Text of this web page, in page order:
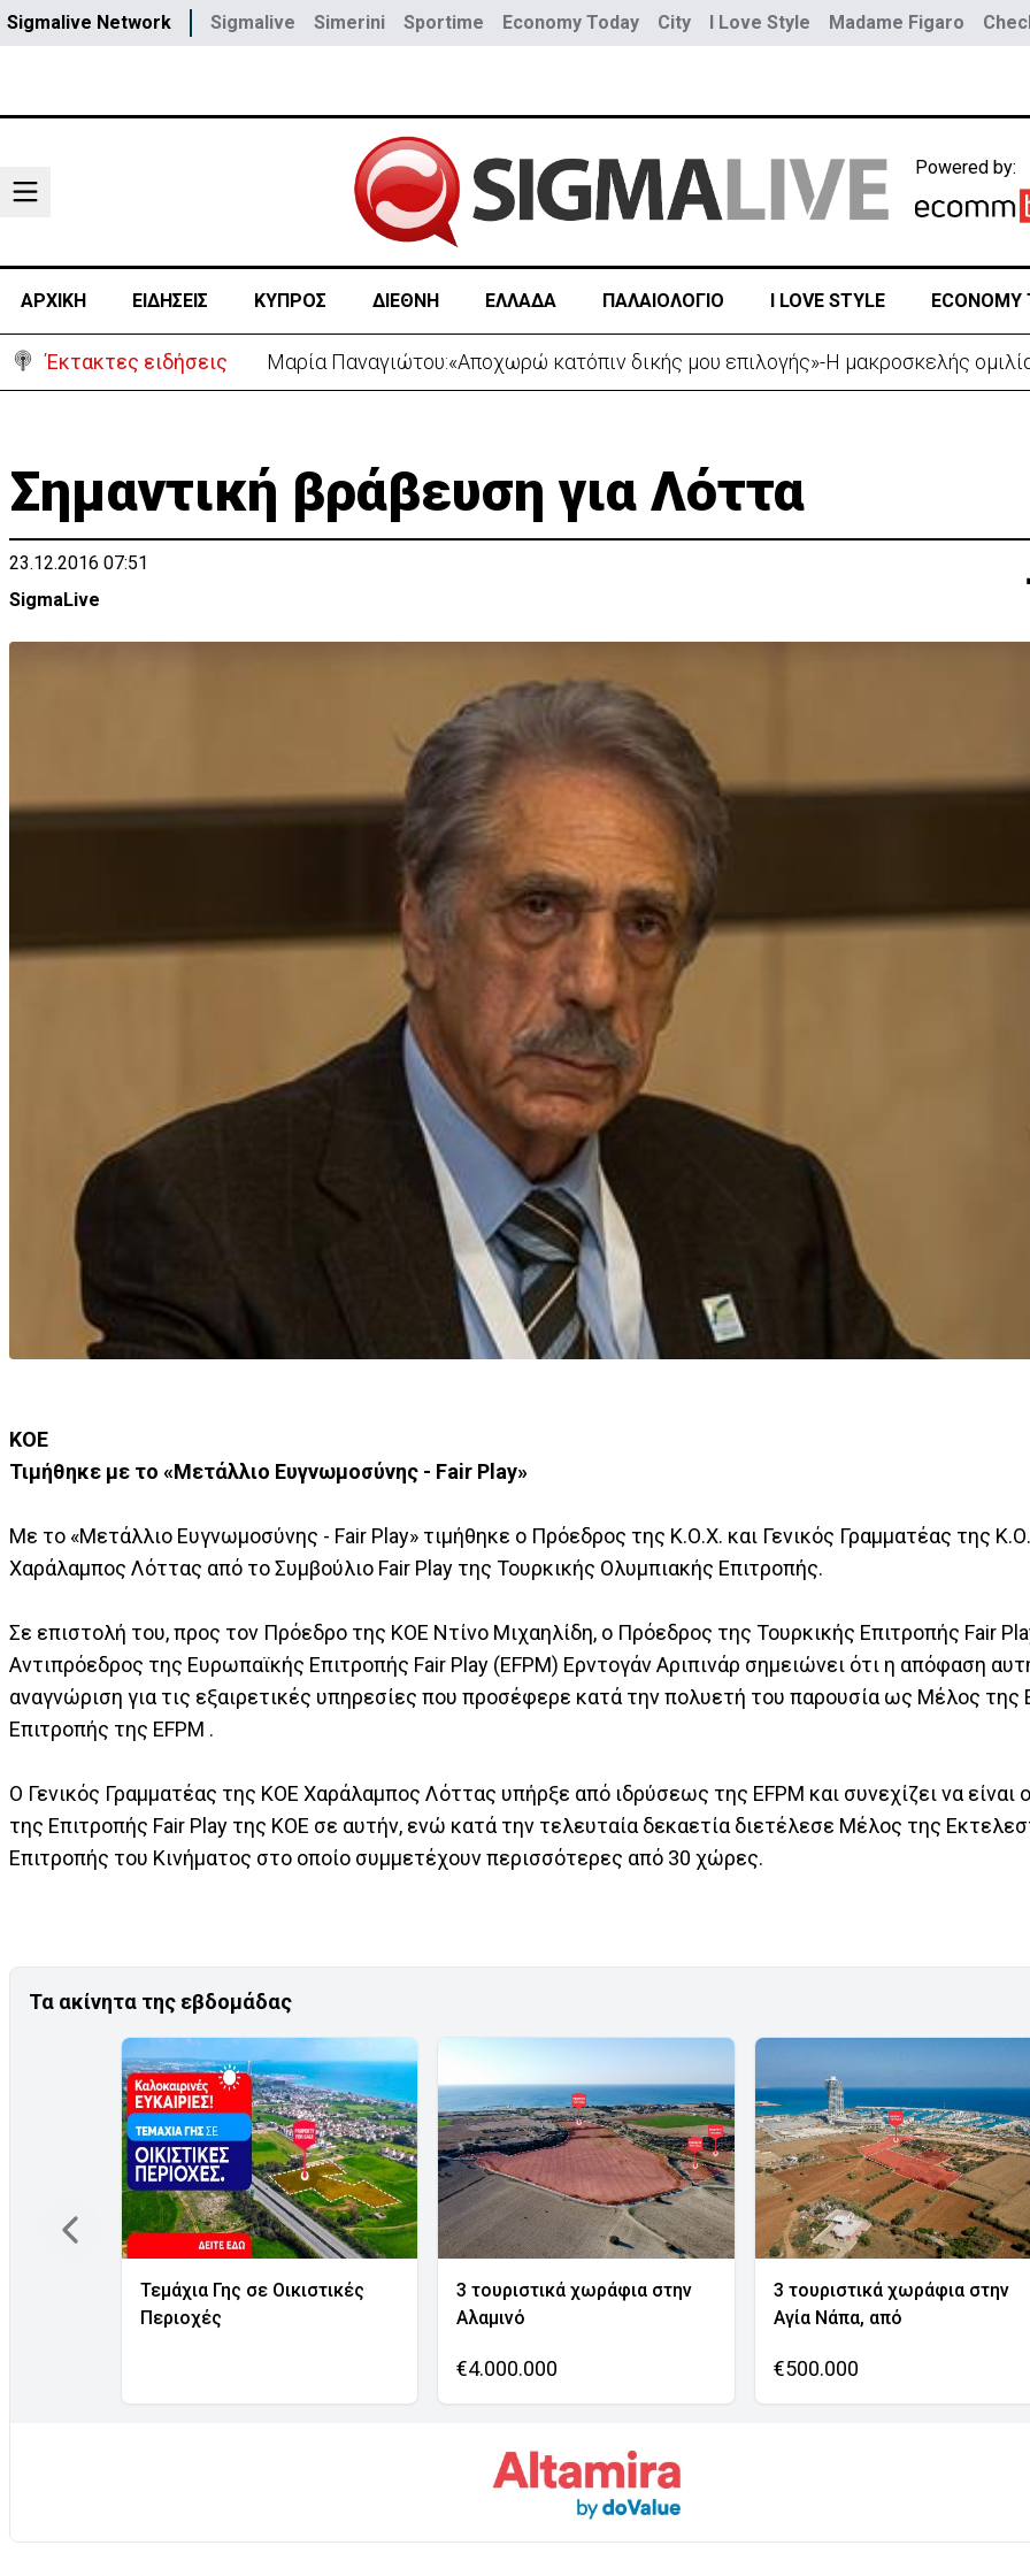
Sigmalive Network Sigmalive Simerini Sportime Economy Today City I Love Style Madame Figaro
Powered by:
ΑΡΧΙΚΗ ΕΙΔΗΣΕΙΣ ΚΥΠΡΟΣ ΔΙΕΘΝΗ ΕΛΛΑΔΑ ΠΑΛΑΙΟΛΟΓΙΟ I LOVE STYLE ECONOMY
Έκτακτες ειδήσεις Μαρία Παναγιώτου:«Αποχωρώ κατόπιν δικής μου επιλογής»-Η μακροσκελής
Σημαντική βράβευση για Λόττα
23.12.2016 07:51
SigmaLive
ΚΟΕ
Τιμήθηκε με το «Μετάλλιο Ευγνωμοσύνης - Fair Play»
Με το «Μετάλλιο Ευγνωμοσύνης - Fair Play» τιμήθηκε ο Πρόεδρος της Κ.Ο.Χ. και Γενικός Γραμματέας της
Χαράλαμπος Λόττας από το Συμβούλιο Fair Play της Τουρκικής Ολυμπιακής Επιτροπής.
Σε επιστολή του, προς τον Πρόεδρο της ΚΟΕ Ντίνο Μιχαηλίδη, ο Πρόεδρος της Τουρκικής Επιτροπής Fair
Αντιπρόεδρος της Ευρωπαϊκής Επιτροπής Fair Play (EFPM) Ερντογάν Αριπινάρ σημειώνει ότι η απόφαση
αναγνώριση για τις εξαιρετικές υπηρεσίες που προσέφερε κατά την πολυετή του παρουσία ως Μέλος της
Επιτροπής της EFPM .
Ο Γενικός Γραμματέας της ΚΟΕ Χαράλαμπος Λόττας υπήρξε από ιδρύσεως της EFPM και συνεχίζει να
της Επιτροπής Fair Play της ΚΟΕ σε αυτήν, ενώ κατά την τελευταία δεκαετία διετέλεσε Μέλος της
Επιτροπής του Κινήματος στο οποίο συμμετέχουν περισσότερες από 30 χώρες.
Τα ακίνητα της εβδομάδας
Τεμάχια Γης σε Οικιστικές
Περιοχές
3 τουριστικά χωράφια στην
Αλαμινό
€4.000.000
3 τουριστικά χωράφια στην
Αγία Νάπα, από
€500.000